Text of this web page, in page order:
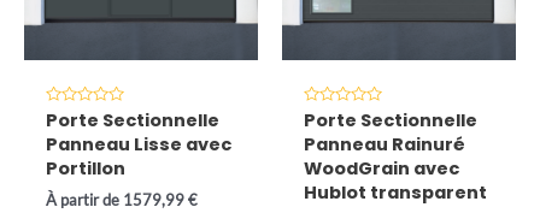
Note
0
sur
Porte Sectionnelle
Panneau Lisse avec
Portillon
À partir de 1579,99€
Note
0
sur
Porte Sectionnelle
Panneau Rainuré
WoodGrain avec
Hublot transparent